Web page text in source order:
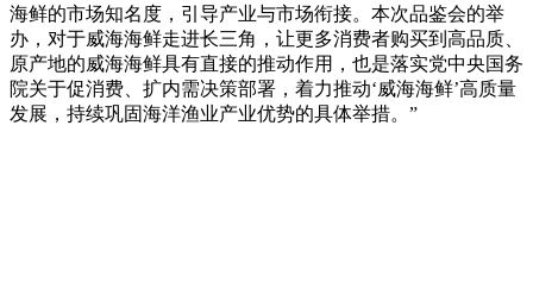
海鲜的市场知名度，引导产业与市场衔接。本次品鉴会的举
办，对于威海海鲜走进长三角，让更多消费者购买到高品质、
原产地的威海海鲜具有直接的推动作用，也是落实党中央国务
院关于促消费、扩内需决策部署，着力推动‘威海海鲜’高质量
发展，持续巩固海洋渔业产业优势的具体举措。”